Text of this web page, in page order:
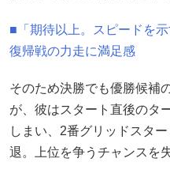
■「期待以上。スピードを
復帰戦の力走に満足感
そのため決勝でも優勝候補
が、彼はスタート直後のタ
しまい、2番グリッドスタ
退。上位を争うチャンスを